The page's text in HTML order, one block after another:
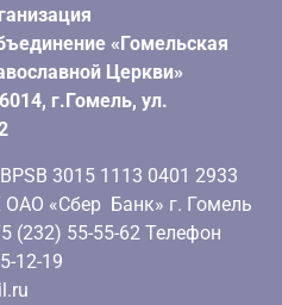
«Гомельская
Церкви»
г.Гомель, ул.
3015 1113 0401 2933
ОАО «Сбер Банк» г. Гомель
(232) 55-55-62 Телефон
12-19